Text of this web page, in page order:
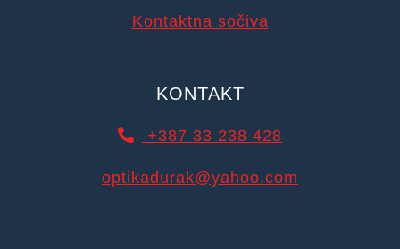
Kontaktna sočiva
KONTAKT
+387 33 238 428
optikadurak@yahoo.com